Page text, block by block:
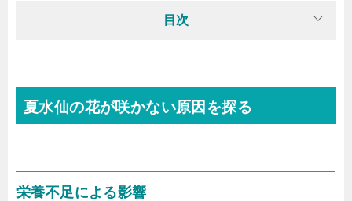
目次
夏水仙の花が咲かない原因を探る
栄養不足による影響